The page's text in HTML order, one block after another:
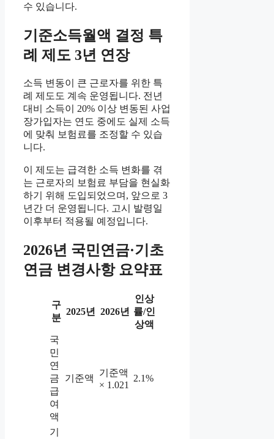
수 있습니다.
기준소득월액 결정 특
례 제도 3년 연장
소득 변동이 큰 근로자를 위한 특
례 제도도 계속 운영됩니다. 전년
대비 소득이 20% 이상 변동된 사업
장가입자는 연도 중에도 실제 소득
에 맞춰 보험료를 조정할 수 있습
니다.
이 제도는 급격한 소득 변화를 겪
는 근로자의 보험료 부담을 현실화
하기 위해 도입되었으며, 앞으로 3
년간 더 운영됩니다. 고시 발령일
이후부터 적용될 예정입니다.
2026년 국민연금·기초
연금 변경사항 요약표
구
분
2025년 2026년
인상
률/인
상액
국
민
연
금
급
여
액
기준액
기준액
× 1.021
2.1%
기